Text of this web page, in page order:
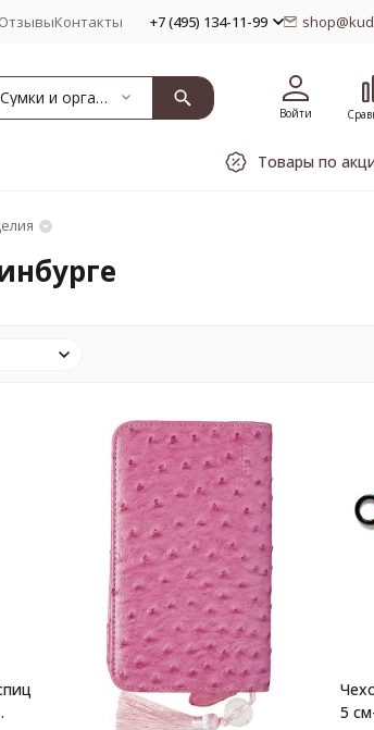
ОтзывыКонтакты +7 (495) 134-11-99
Сумки и органайзеры для рукоделия
Войти
Товары по
5